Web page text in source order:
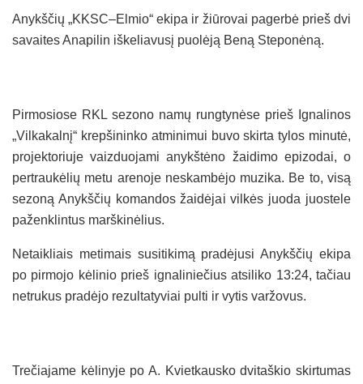
Anykščių „KKSC–Elmio“ ekipa ir žiūrovai pagerbė prieš dvi
savaites Anapilin iškeliavusį puolėją Beną Steponėną.
Pirmosiose RKL sezono namų rungtynėse prieš Ignalinos
„Vilkakalnį“ krepšininko atminimui buvo skirta tylos minutė,
projektoriuje vaizduojami anykštėno žaidimo epizodai, o
pertraukėlių metu arenoje neskambėjo muzika. Be to, visą
sezoną Anykščių komandos žaidėjai vilkės juoda juostele
paženklintus marškinėlius.
Netaikliais metimais susitikimą pradėjusi Anykščių ekipa
po pirmojo kėlinio prieš ignaliniečius atsiliko 13:24, tačiau
netrukus pradėjo rezultatyviai pulti ir vytis varžovus.
Trečiajame kėlinyje po A. Kvietkausko dvitaškio skirtumas